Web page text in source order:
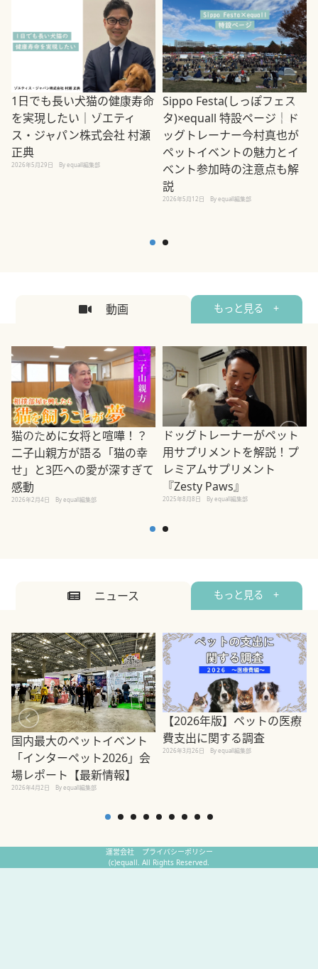
1日でも長い犬猫の健康寿命
を実現したい｜ゾエティ
ス・ジャパン株式会社 村瀬
正典
2026年5月29日 By equall編集部
Sippo Festa(しっぽフェス
タ)×equall 特設ページ｜ド
ッグトレーナー今村真也が
ペットイベントの魅力とイ
ベント参加時の注意点も解
説
2026年5月12日 By equall編集部
動画 もっと見る +
猫のために女将と喧嘩！？
二子山親方が語る「猫の幸
せ」と3匹への愛が深すぎて
感動
2026年2月4日 By equall編集部
ドッグトレーナーがペット
用サプリメントを解説！プ
レミアムサプリメント
『Zesty Paws』
2025年8月8日 By equall編集部
ニュース もっと見る +
国内最大のペットイベント
「インターペット2026」会
場レポート【最新情報】
2026年4月2日 By equall編集部
【2026年版】ペットの医療
費支出に関する調査
2026年3月26日 By equall編集部
運営会社
プライバシーポリシー
(c)equall. All Rights Reserved.